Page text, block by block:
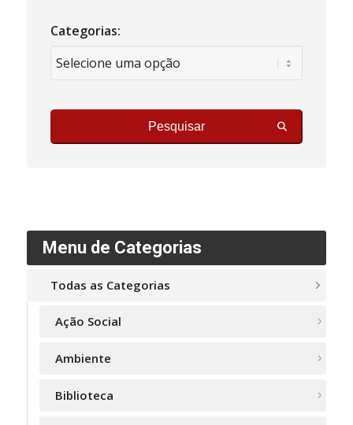
Categorias:
Pesquisar
Menu de Categorias
Todas as Categorias
Ação Social
Ambiente
Biblioteca